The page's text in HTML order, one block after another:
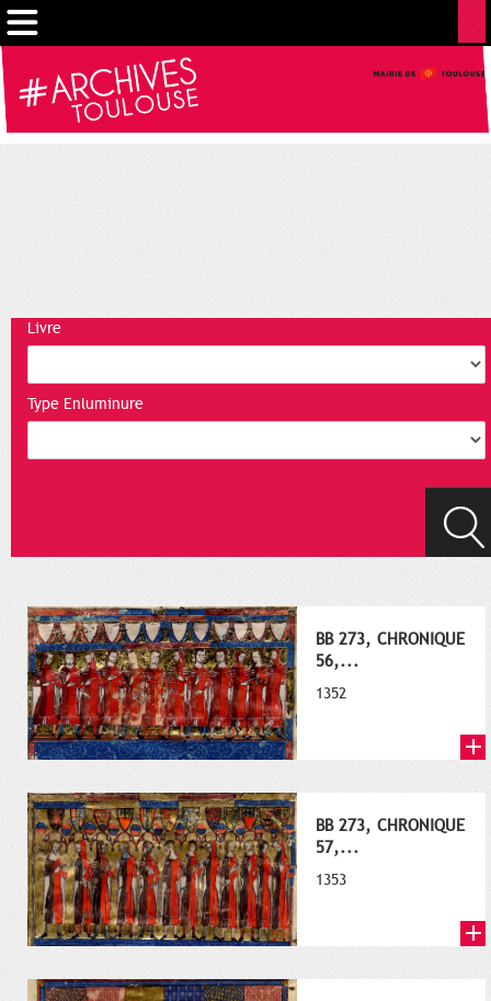
Livre
Type Enluminure
BB 273, CHRONIQUE
56,...
1352
BB 273, CHRONIQUE
57,...
1353
Gestion de vos préférences sur les cookies